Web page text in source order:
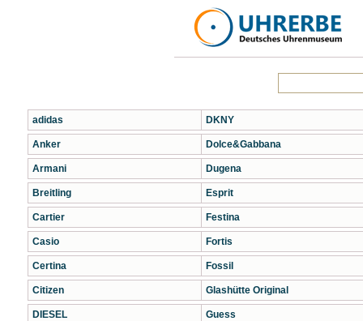
adidas
Anker
Armani
Breitling
Cartier
Casio
Certina
Citizen
DIESEL
DKNY
Dolce&Gabbana
Dugena
Esprit
Festina
Fortis
Fossil
Glashütte Original
Guess